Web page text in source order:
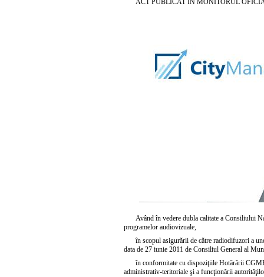
ACT PUBLICAT ÎN MONITORUL
Având în vedere dubla calitate a Consiliului
programelor audiovizuale,
în scopul asigurării de către radiodifuzori a
data de 27 iunie 2011 de Consiliul General al
în conformitate cu dispoziţiile Hotărârii
administrativ-teritoriale şi a funcţionării